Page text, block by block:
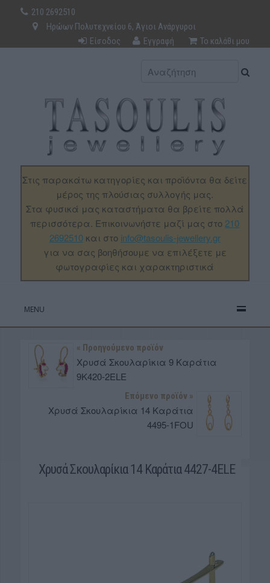
210 2692510
Ηρώων Πολυτεχνείου 6, Άγιοι Ανάργυροι
Είσοδος
Εγγραφή Το καλάθι μου
Στις παρακάτω κατηγορίες και προϊόντα θα δείτε
μέρος της πλούσιας συλλογής μας.
Στα φυσικά μας καταστήματα θα βρείτε πολλά
περισσότερα. Επικοινωνήστε μαζί μας στο 210
2692510και στο info@tasoulis-jewellery.gr
για να σας βοηθήσουμε να επιλέξετε με
φωτογραφίες και χαρακτηριστικά
MENU
« Προηγούμενο προϊόν
Χρυσά Σκουλαρίκια 9 Καράτια
9K420-2ELE
Επόμενο προϊόν »
Χρυσά Σκουλαρίκια 14 Καράτια
4495-1FOU
Χρυσά Σκουλαρίκια 14 Καράτια 4427-4ELE